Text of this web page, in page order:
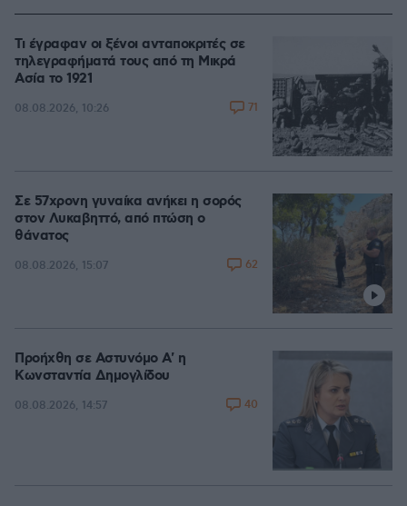
Τι έγραφαν οι ξένοι ανταποκριτές σε
τηλεγραφήματά τους από τη Μικρά
Ασία το 1921
08.08.2026, 10:26 71
Σε 57χρονη γυναίκα ανήκει η σορός
στον Λυκαβηττό, από πτώση ο
θάνατος
08.08.2026, 15:07 62
Προήχθη σε Αστυνόμο Α' η
Κωνσταντία Δημογλίδου
08.08.2026, 14:57 40